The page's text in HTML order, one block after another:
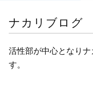
ナカリブログ
活性部が中心となり
す。